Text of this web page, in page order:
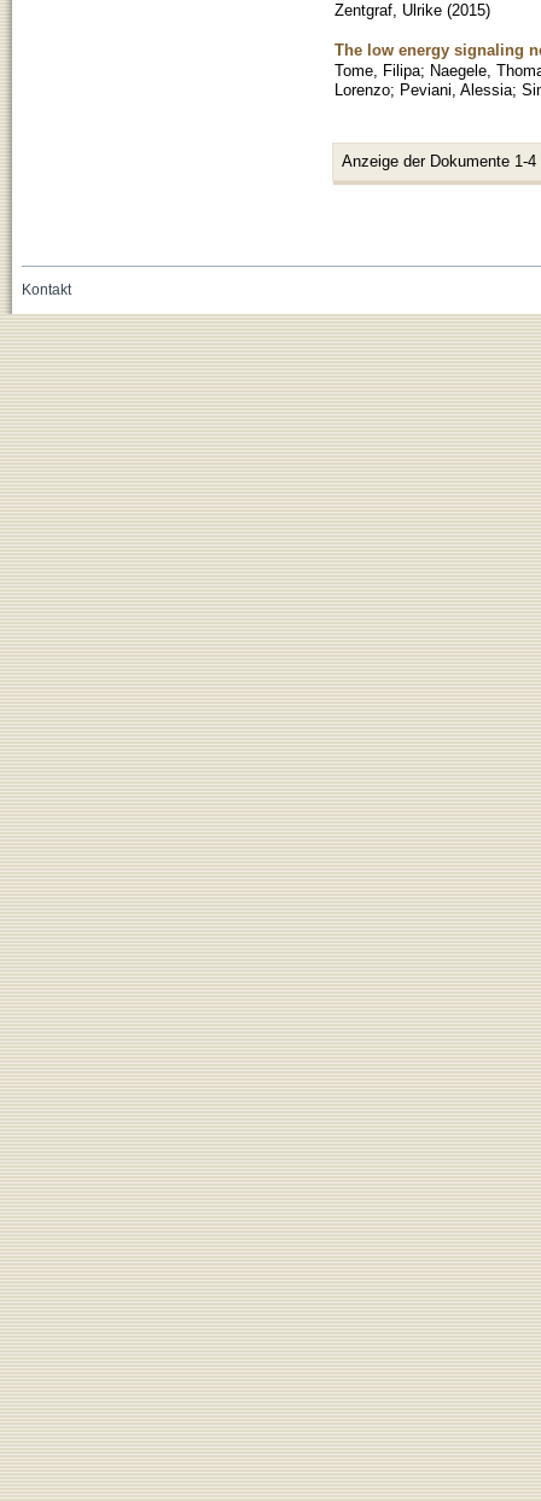
Zentgraf, Ulrike (2015)
The low energy signaling
Tome, Filipa; Naegele,
Lorenzo; Peviani, Alessia;
Anzeige der Dokumente 1-4
Kontakt